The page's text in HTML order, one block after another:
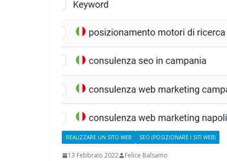
REALIZZARE UN SITO WEB SEO (POSIZIONARE I SITI WEB)
13 Febbraio 2022 Felice Balsamo